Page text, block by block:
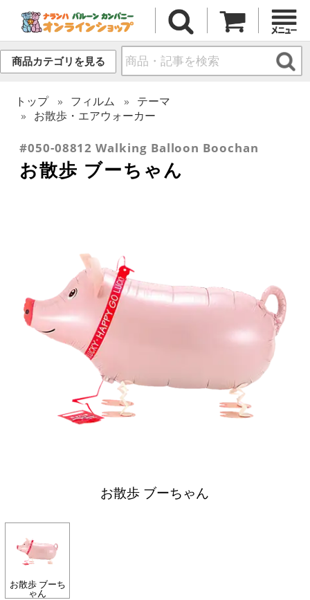
商品カテゴリを見る
トップ フィルム
テーマ
お散歩・エアウォーカー
#050-08812 Walking Balloon Boochan
お散歩 ブーちゃん
お散歩 ブーちゃん
お散歩 ブーち
ゃん